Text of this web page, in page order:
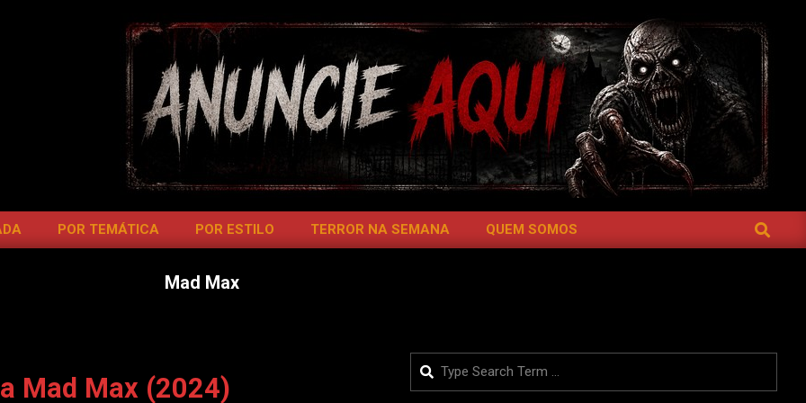
POR TEMÁTICA POR ESTILO TERROR NA SEMANA QUEM SOMOS SEARCH
Mad Max
Mad Max (2024)
Search